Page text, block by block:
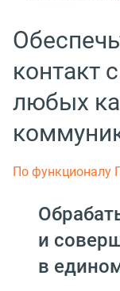
контакт
любых
По функционалу
и
в